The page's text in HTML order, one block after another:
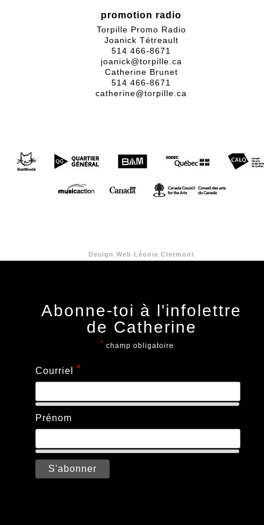
promotion radio
Torpille Promo Radio
Joanick Tétreault
514 466-8671
joanick@torpille.ca
Catherine Brunet
514 466-8671
catherine@torpille.ca
Design Web Léonie Clermont
Abonne-toi à l'infolettre
de Catherine
* champ obligatoire
Courriel *
Prénom